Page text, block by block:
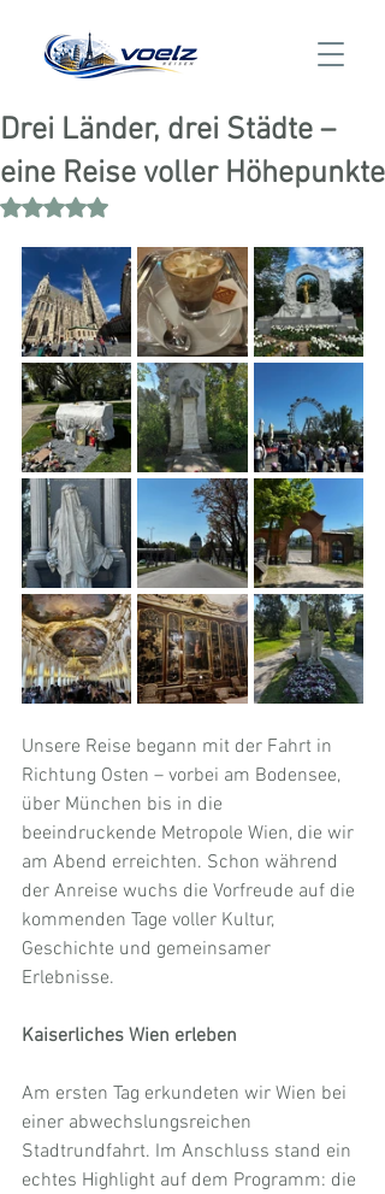
Drei Länder, drei Städte –
eine Reise voller Höhepunkte
Mit NaN von 5 Sternen bewertet.
Unsere Reise begann mit der Fahrt in
Richtung Osten – vorbei am Bodensee,
über München bis in die
beeindruckende Metropole Wien, die wir
am Abend erreichten. Schon während
der Anreise wuchs die Vorfreude auf die
kommenden Tage voller Kultur,
Geschichte und gemeinsamer
Erlebnisse.
Kaiserliches Wien erleben
Am ersten Tag erkundeten wir Wien bei
einer abwechslungsreichen
Stadtrundfahrt. Im Anschluss stand ein
echtes Highlight auf dem Programm: die